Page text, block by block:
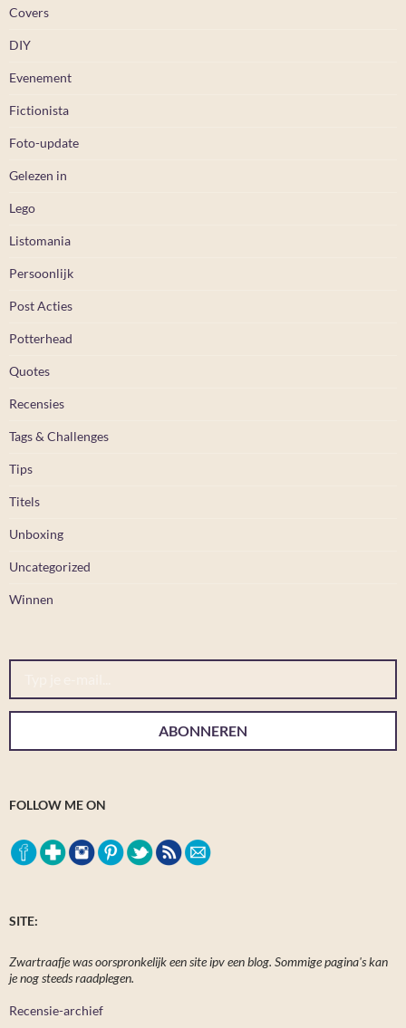
Covers
DIY
Evenement
Fictionista
Foto-update
Gelezen in
Lego
Listomania
Persoonlijk
Post Acties
Potterhead
Quotes
Recensies
Tags & Challenges
Tips
Titels
Unboxing
Uncategorized
Winnen
Typ je e-mail...
ABONNEREN
FOLLOW ME ON
SITE:
Zwartraafje was oorspronkelijk een site ipv een blog. Sommige pagina's kan
je nog steeds raadplegen.
Recensie-archief